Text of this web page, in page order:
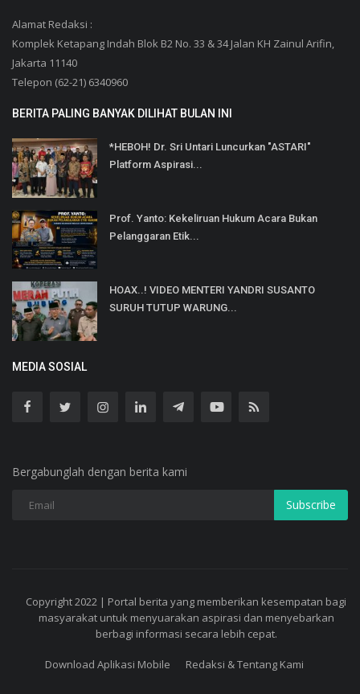
Prof. Yanto: Kekeliruan Hukum Acara Bukan
HOAX..! VIDEO MENTERI YANDRI SUSANTO
MEDIA SOSIAL
Bergabunglah dengan berita kami
Download Aplikasi Mobile